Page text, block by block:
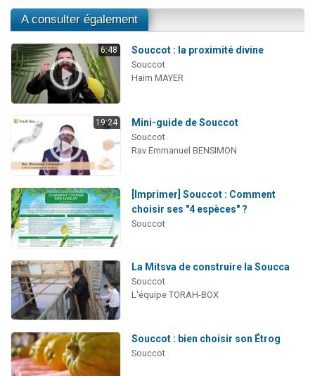
A consulter également
6:48 Souccot : la proximité divine
Souccot
Haim MAYER
19:24 Mini-guide de Souccot
Souccot
Rav Emmanuel BENSIMON
[Imprimer] Souccot : Comment
choisir ses "4 espèces" ?
Souccot
La Mitsva de construire la Soucca
Souccot
L'équipe TORAH-BOX
Souccot : bien choisir son Étrog
Souccot